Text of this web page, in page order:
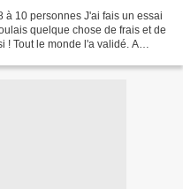
à 10 personnes J'ai fais un essai
quelque chose de frais et de
! Tout le monde l'a validé. A